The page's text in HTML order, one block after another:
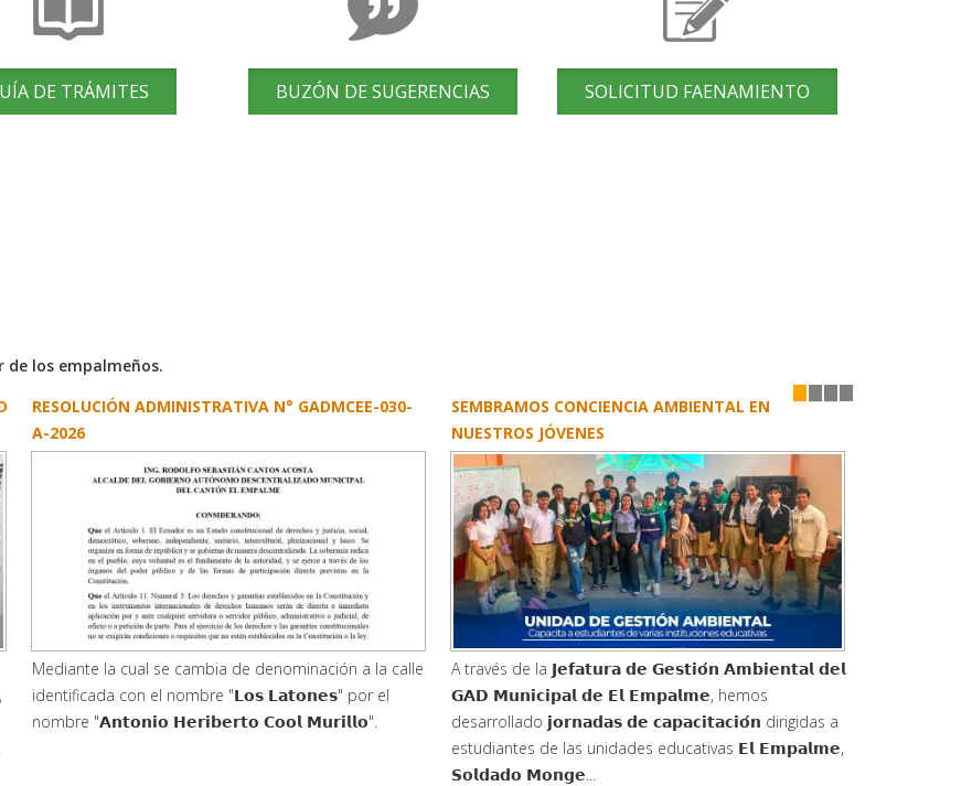
DE TRÁMITES BUZÓN DE SUGERENCIAS SOLICITUD FAENAMIENTO
los empalmeños.
1 2 3
RESOLUCIÓN ADMINISTRATIVA N° GADMCEE-030-
A-2026
Mediante la cual se cambia de denominación a la calle
identificada con el nombre "𝗟𝗼𝘀 𝗟𝗮𝘁𝗼𝗻𝗲𝘀" por el
nombre "𝗔𝗻𝘁𝗼𝗻𝗶𝗼 𝗛𝗲𝗿𝗶𝗯𝗲𝗿𝘁𝗼 𝗖𝗼𝗼𝗹 𝗠𝘂𝗿𝗶𝗹𝗹𝗼".
SEMBRAMOS CONCIENCIA AMBIENTAL EN
NUESTROS JÓVENES
A través de la 𝗝𝗲𝗳𝗮𝘁𝘂𝗿𝗮 𝗱𝗲 𝗚𝗲𝘀𝘁𝗶𝗼́𝗻 𝗔𝗺𝗯𝗶𝗲𝗻𝘁𝗮𝗹 𝗱𝗲𝗹
𝗚𝗔𝗗 𝗠𝘂𝗻𝗶𝗰𝗶𝗽𝗮𝗹 𝗱𝗲 𝗘𝗹 𝗘𝗺𝗽𝗮𝗹𝗺𝗲, hemos
desarrollado 𝗷𝗼𝗿𝗻𝗮𝗱𝗮𝘀 𝗱𝗲 𝗰𝗮𝗽𝗮𝗰𝗶𝘁𝗮𝗰𝗶𝗼́𝗻 dirigidas a
estudiantes de las unidades educativas 𝗘𝗹 𝗘𝗺𝗽𝗮𝗹𝗺𝗲,
𝗦𝗼𝗹𝗱𝗮𝗱𝗼 𝗠𝗼𝗻𝗴𝗲...